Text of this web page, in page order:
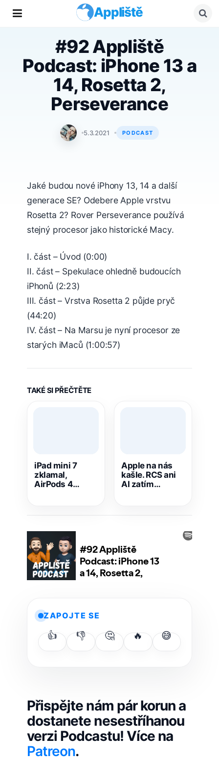
Appliště
#92 Appliště
Podcast: iPhone 13 a
14, Rosetta 2,
Perseverance
Tomáš Svoboda
5.3.2021 PODCAST
Jaké budou nové iPhony 13, 14 a další
generace SE? Odebere Apple vrstvu
Rosetta 2? Rover Perseverance používá
stejný procesor jako historické Macy.
I. část – Úvod (0:00)
II. část – Spekulace ohledně budoucích
iPhonů (2:23)
III. část – Vrstva Rosetta 2 půjde pryč
(44:20)
IV. část – Na Marsu je nyní procesor ze
starých iMaců (1:00:57)
TAKÉ SI PŘEČTĚTE
iPad mini 7
zklamal,
AirPods 4
Apple na nás
kašle. RCS ani
AI zatím
ZAPOJTE SE
👍 👎 🤔 🔥 😅
Přispějte nám pár korun a
dostanete nesestříhanou
verzi Podcastu! Více na
Patreon.